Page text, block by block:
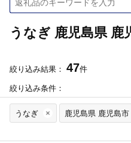
うなぎ 鹿児島県 鹿
絞り込み結果： 47件
絞り込み条件：
うなぎ 鹿児島県 鹿児島市